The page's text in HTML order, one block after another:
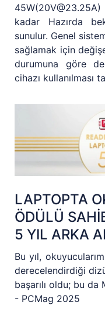
kadar Hazırda
sunulur. Genel
sağlamak için
durumuna göre
cihazı kullanılması
LAPTOPTA
ÖDÜLÜ
5 YIL ARKA
Bu yıl,
derecelendirdiği
başarılı oldu; bu da
- PCMag 2025